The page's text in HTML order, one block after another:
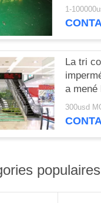
haute
1-
La tri
a mené
RB/RG
Inde
300usd
populaires